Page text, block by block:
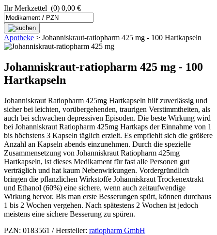
Ihr Merkzettel (0) 0,00 €
Apotheke > Johanniskraut-ratiopharm 425 mg - 100 Hartkapseln
Johanniskraut-ratiopharm 425 mg - 100
Hartkapseln
Johanniskraut Ratiopharm 425mg Hartkapseln hilf zuverlässig und
sicher bei leichten, vorübergehenden, traurigen Verstimmtheiten, als
auch bei schwachen depressiven Episoden. Die beste Wirkung wird
bei Johanniskraut Ratiopharm 425mg Hartkaps der Einnahme von 1
bis höchstens 3 Kapseln täglich erzielt. Es empfiehlt sich die größere
Anzahl an Kapseln abends einzunehmen. Durch die spezielle
Zusammensetzung von Johanniskraut Ratiopharm 425mg
Hartkapseln, ist dieses Medikament für fast alle Personen gut
verträglich und hat kaum Nebenwirkungen. Vordergründlich
bringen die pflanzlichen Wirkstoffe Johanniskraut Trockenextrakt
und Ethanol (60%) eine sichere, wenn auch zeitaufwendige
Wirkung hervor. Bis man erste Besserungen spürt, können durchaus
1 bis 2 Wochen vergehen. Nach spätestens 2 Wochen ist jedoch
meistens eine sichere Besserung zu spüren.
PZN: 0183561 / Hersteller: ratiopharm GmbH